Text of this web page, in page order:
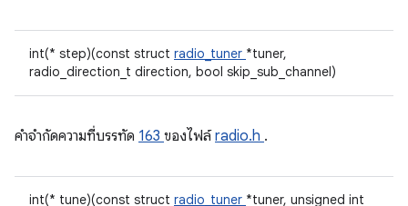
int(* step)(const struct radio_tuner *tuner,
radio_direction_t direction, bool skip_sub_channel)
คําจํากัดความที่บรรทัด 163 ของไฟล์radio.h .
int(* tune)(const struct radio_tuner *tuner, unsigned int